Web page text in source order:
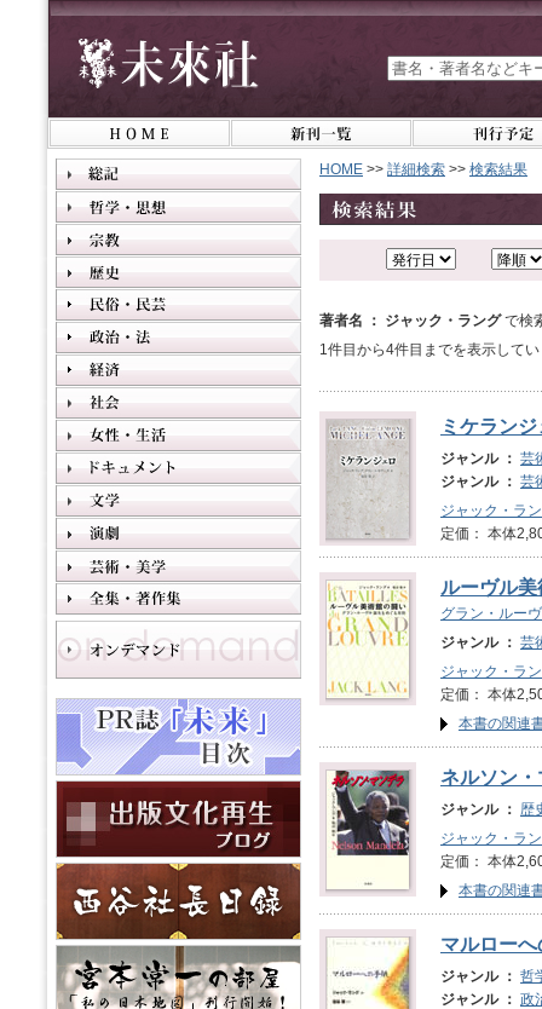
HOME >> 詳細検索 >> 検索結果
著者名 ： ジャック・ラングで検
1件目から4件目までを表示して
ミケラン
ジャンル ： 芸
ジャンル ： 芸
ジャック・ラ
定価： 本体
ルーヴル
グラン・ルー
ジャンル ： 芸
ジャック・ラ
定価： 本体
本書の関連
ネルソン・
ジャンル ： 歴
ジャック・ラ
定価： 本体
本書の関連
マルローへ
ジャンル ： 哲
ジャンル ： 政